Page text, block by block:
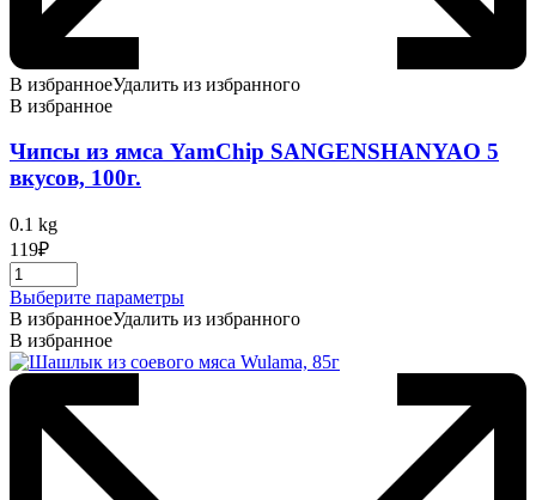
В избранноеУдалить из избранного
В избранное
Чипсы из ямса YamChip SANGENSHANYAO 5
вкусов, 100г.
0.1 kg
119₽
Выберите параметрыЭтот
товар
несколько
В избранноеУдалить из избранного
В избранное